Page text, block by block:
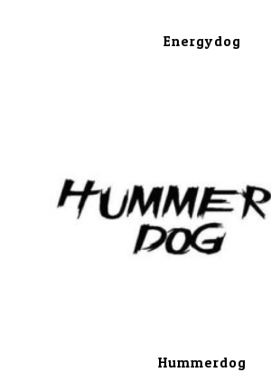
Energydog
Hummerdog